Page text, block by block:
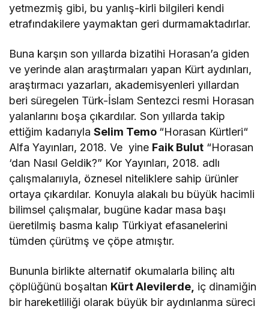
yetmezmiş gibi, bu yanlış-kirli bilgileri kendi
etrafındakilere yaymaktan geri durmamaktadırlar.
Buna karşın son yıllarda bizatihi Horasan’a giden
ve yerinde alan araştırmaları yapan Kürt aydınları,
araştırmacı yazarları, akademisyenleri yıllardan
beri süregelen Türk-İslam Sentezci resmi Horasan
yalanlarını boşa çıkardılar. Son yıllarda takip
ettiğim kadarıylaSelim Temo “Horasan Kürtleri“
Alfa Yayınları, 2018. Ve yine Faik Bulut “Horasan
‘dan Nasıl Geldik?” Kor Yayınları, 2018. adlı
çalışmalarııyla, öznesel niteliklere sahip ürünler
ortaya çıkardılar. Konuyla alakalı bu büyük hacimli
bilimsel çalışmalar, bugüne kadar masa başı
üeretilmiş basma kalıp Türkiyat efasanelerini
tümden çürütmş ve çöpe atmıştır.
Bununla birlikte alternatif okumalarla bilinç altı
çöplüğünü boşaltan Kürt Alevilerde, iç dinamiğin
bir hareketliliği olarak büyük bir aydınlanma süreci